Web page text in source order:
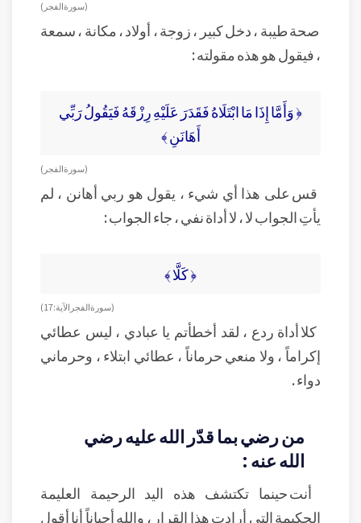
( سورة الفجر )
صحة طيبة ، دخل كبير ، زوجة ، أولاد ، مكانة ، سمعة
، فيقول هو هذه مقولته :
﴿ وَأَمَّا إِذَا مَا ابْتَلَاهُ فَقَدَرَ عَلَيْهِ رِزْقَهُ فَيَقُولُ رَبِّي
أَهَانَنِ ﴾
( سورة الفجر )
قس على هذا أي شيء ، يقول هو ربي أهانن ، لم
يأتِ الجواب لا ، لا أداة نفي ، جاء الجواب :
﴿ كَلَّا ﴾
( سورة الفجر الآية : 17 )
كلا أداة ردع ، لقد أخطأتم يا عبادي ، ليس عطائي
إكراماً ، ولا منعي حرماناً ، عطائي ابتلاء ، وحرماني
دواء .
من رضي بما قدّر الله عليه رضي
الله عنه :
أنت حينما تكتشف هذه اليد الرحيمة العليمة
الحكيمة التي أرادت هذا القرار ، والله أحياناً أنا أقول